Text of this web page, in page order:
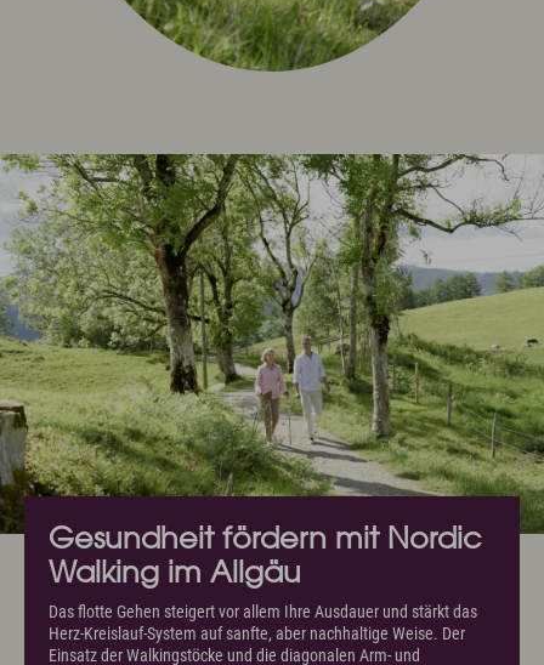
Newsletter & Downloads
Hotelgutschein
Exquisit Produkte
Oberstdorf im Allgäu
Sommer Aktiv
Winter Aktiv
Sehenswertes
Kultur & Tradition
Oberstdorf in Bewegtbildern
Webcams & Wetterbericht
Newsletter & Downloads Wissenswertes & AGB
Jobs & Karriere
Presse
Anreise
Gesundheit fördern mit Nordic
Walking im Allgäu
Das flotte Gehen steigert vor allem Ihre Ausdauer und stärkt das
Herz-Kreislauf-System auf sanfte, aber nachhaltige Weise. Der
Einsatz der Walkingstöcke und die diagonalen Arm- und